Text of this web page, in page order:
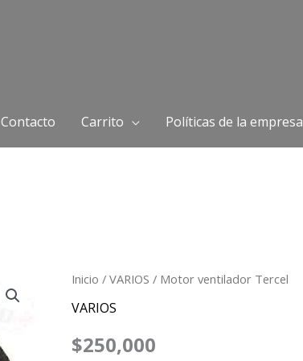
Contacto Carrito Políticas de la empresa
Inicio /VARIOS / Motor ventilador Tercel
VARIOS
$250,000
Motor
ventilador
cantidad